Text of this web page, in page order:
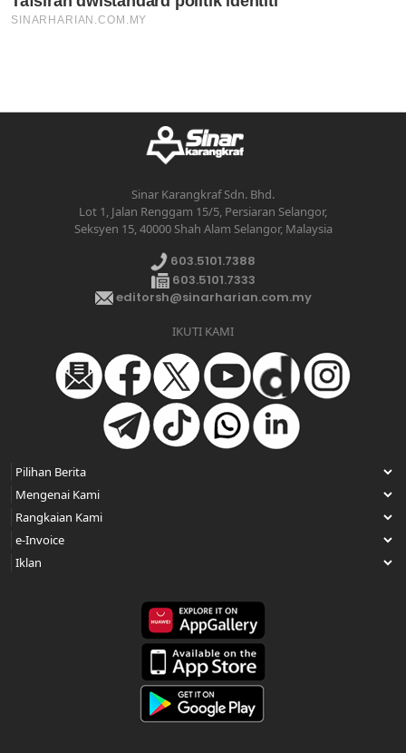
Sinar Karangkraf Sdn. Bhd.
Lot 1, Jalan Renggam 15/5, Persiaran Selangor,
Seksyen 15, 40000 Shah Alam Selangor, Malaysia
603.5101.7388
603.5101.7333
editorsh@sinarharian.com.my
IKUTI KAMI